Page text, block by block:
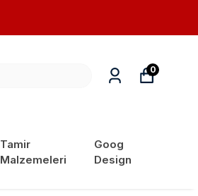
Tamir
Malzemeleri
Goog
Design
0